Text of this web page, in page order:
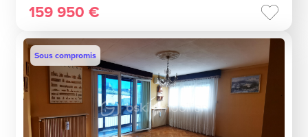
159 950 €
Sous compromis